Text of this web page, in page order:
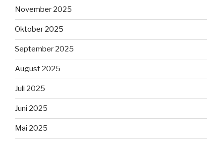
November 2025
Oktober 2025
September 2025
August 2025
Juli 2025
Juni 2025
Mai 2025